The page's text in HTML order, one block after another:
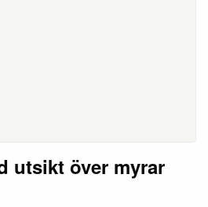
utsikt över myrar